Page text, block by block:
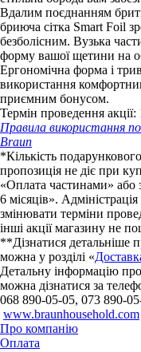
Вдалим поєднанням
бриюча сітка Smart Foil
безболісним. Вузька
форму вашої щетини на
Ергономічна форма і
використання
приємним бонусом.
Термін проведення
Правила використання
Braun
*Кількість
пропозиція не діє при
«Оплата частинами»
6 місяців».
змінювати терміни
інші акції магазину не
**Дізнатися детальніше
можна у розділі «
Детальну інформацію
можна дізнатися за
068 890-05-05, 073 890-
www.braunhousehold.com
Про компанію
Оплата